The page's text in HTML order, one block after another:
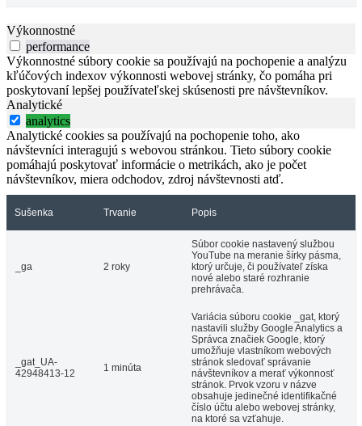
Výkonnostné
performance
Výkonnostné súbory cookie sa používajú na pochopenie a analýzu
kľúčových indexov výkonnosti webovej stránky, čo pomáha pri
poskytovaní lepšej používateľskej skúsenosti pre návštevníkov.
Analytické
analytics
Analytické cookies sa používajú na pochopenie toho, ako
návštevníci interagujú s webovou stránkou. Tieto súbory cookie
pomáhajú poskytovať informácie o metrikách, ako je počet
návštevníkov, miera odchodov, zdroj návštevnosti atď.
Sušenka Trvanie Popis
_ga 2 roky
Súbor cookie nastavený službou
YouTube na meranie šírky pásma,
ktorý určuje, či používateľ získa
nové alebo staré rozhranie
prehrávača.
_gat_UA-
42948413-12
1 minúta
Variácia súboru cookie _gat, ktorý
nastavili služby Google Analytics a
Správca značiek Google, ktorý
umožňuje vlastníkom webových
stránok sledovať správanie
návštevníkov a merať výkonnosť
stránok. Prvok vzoru v názve
obsahuje jedinečné identifikačné
číslo účtu alebo webovej stránky,
na ktoré sa vzťahuje.